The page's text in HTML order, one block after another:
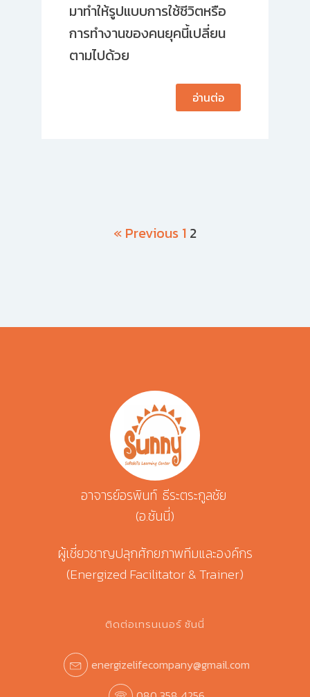
มาทำให้รูปแบบการใช้ชีวิตหรือ
การทำงานของคนยุคนี้เปลี่ยน
ตามไปด้วย
อ่านต่อ
« Previous 1 2
อาจารย์อรพินท์ ธีระตระกูลชัย
(อ.ซันนี่)
ผู้เชี่ยวชาญปลุกศักยภาพทีมและองค์กร
(Energized Facilitator & Trainer)
ติดต่อเทรนเนอร์ ซันนี่
energizelifecompany@gmail.com